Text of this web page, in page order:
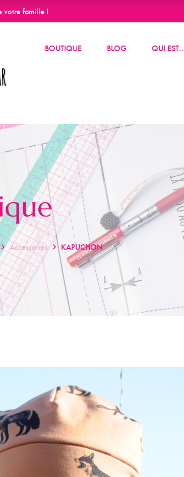
votre famille !
BOUTIQUE BLOG QUI
Accessoires KAPUCHON